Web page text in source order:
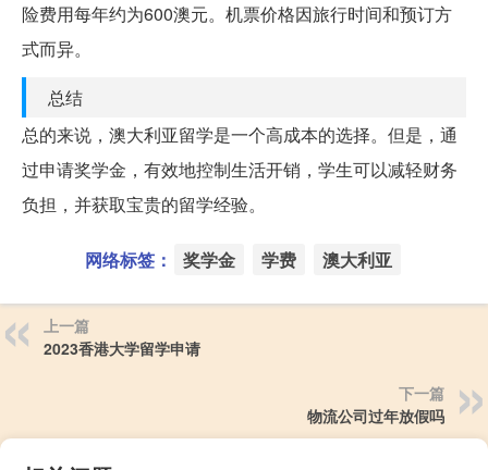
险费用每年约为600澳元。机票价格因旅行时间和预订方
式而异。
总结
总的来说，澳大利亚留学是一个高成本的选择。但是，通
过申请奖学金，有效地控制生活开销，学生可以减轻财务
负担，并获取宝贵的留学经验。
网络标签： 奖学金 学费 澳大利亚
上一篇
2023香港大学留学申请
下一篇
物流公司过年放假吗